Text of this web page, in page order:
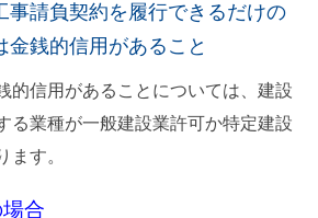
請負契約を履行できるだけの
金銭的信用があること
的信用があることについては、建設
る業種が一般建設業許可か特定建設
ます。
合